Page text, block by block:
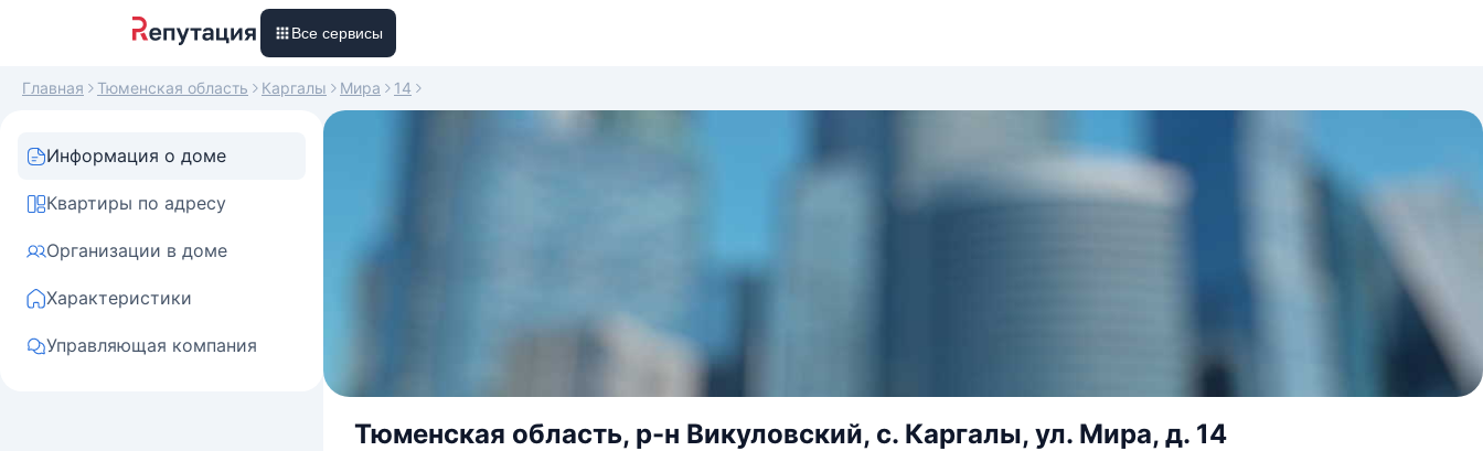
Все сервисы
Главная Тюменская область Каргалы Мира 14
Информация о доме
Квартиры по адресу
Организации в доме
Характеристики
Управляющая компания
Тюменская область, р-н Викуловский, с. Каргалы, ул. Мира, д. 14